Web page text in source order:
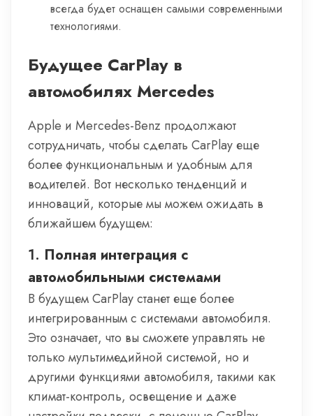
всегда будет оснащен самыми современными
технологиями.
Будущее CarPlay в
автомобилях Mercedes
Apple и Mercedes-Benz продолжают
сотрудничать, чтобы сделать CarPlay еще
более функциональным и удобным для
водителей. Вот несколько тенденций и
инноваций, которые мы можем ожидать в
ближайшем будущем:
1. Полная интеграция с
автомобильными системами
В будущем CarPlay станет еще более
интегрированным с системами автомобиля.
Это означает, что вы сможете управлять не
только мультимедийной системой, но и
другими функциями автомобиля, такими как
климат-контроль, освещение и даже